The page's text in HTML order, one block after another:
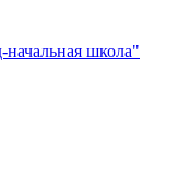
школа"